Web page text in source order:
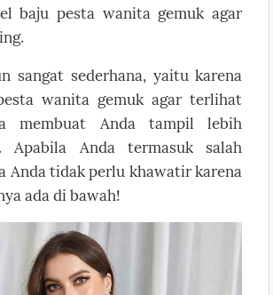
baju pesta wanita gemuk agar
sangat sederhana, yaitu karena
wanita gemuk agar terlihat
membuat Anda tampil lebih
Apabila Anda termasuk salah
Anda tidak perlu khawatir karena
ada di bawah!